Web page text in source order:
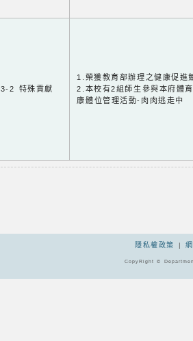
3-2 特殊貢獻
1.榮獲教育部辦理之健康促進
2.本校有2組師生參與本府體
康體位管理活動-肉肉逃走中
隱私權政策 |
CopyRight ©